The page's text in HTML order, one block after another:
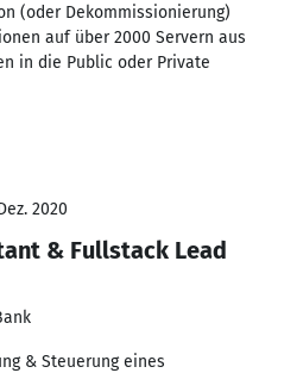
(oder Dekommissionierung)
auf über 2000 Servern aus
in die Public oder Private
2020
& Fullstack Lead
& Steuerung eines